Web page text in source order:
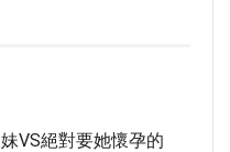
VS絕對要她懷孕的